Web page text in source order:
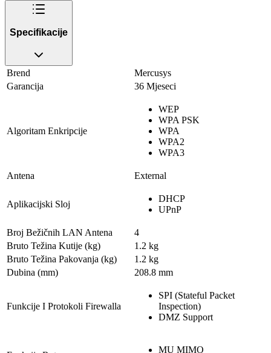
Specifikacije
Brend
Mercusys
Garancija
36 Mjeseci
Algoritam Enkripcije
WEP
WPA PSK
WPA
WPA2
WPA3
Antena External
Aplikacijski Sloj
DHCP
UPnP
Broj Bežičnih LAN Antena
4
Bruto Težina Kutije (kg)
1.2 kg
Bruto Težina Pakovanja (kg)
1.2 kg
Dubina (mm)
208.8 mm
Funkcije I Protokoli Firewalla
SPI (Stateful Packet
Inspection)
DMZ Support
MU MIMO